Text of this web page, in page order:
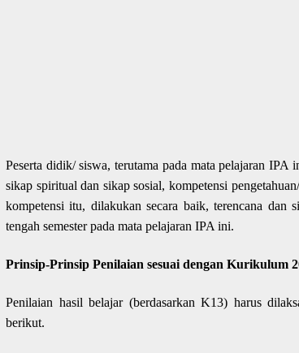
Peserta didik/ siswa, terutama pada mata pelajaran
sikap spiritual dan sikap sosial, kompetensi
kompetensi itu, dilakukan secara baik, terencana dan
tengah semester pada mata pelajaran IPA ini.
Prinsip-Prinsip Penilaian sesuai dengan Kurikulum
Penilaian hasil belajar (berdasarkan K13) harus
berikut.